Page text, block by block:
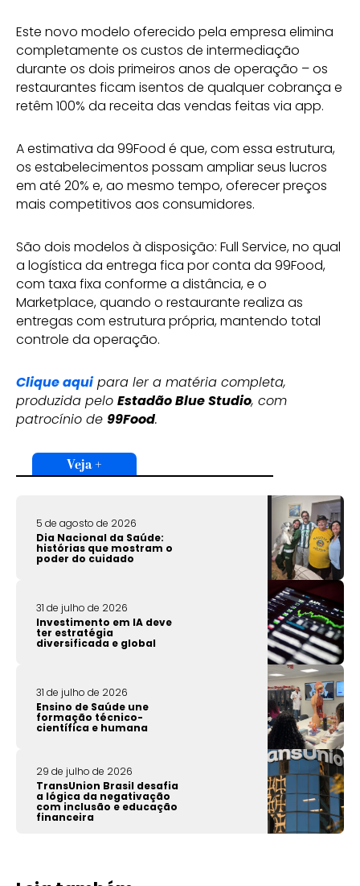
Este novo modelo oferecido pela empresa elimina
completamente os custos de intermediação
durante os dois primeiros anos de operação – os
restaurantes ficam isentos de qualquer cobrança e
retêm 100% da receita das vendas feitas via app.
A estimativa da 99Food é que, com essa estrutura,
os estabelecimentos possam ampliar seus lucros
em até 20% e, ao mesmo tempo, oferecer preços
mais competitivos aos consumidores.
São dois modelos à disposição: Full Service, no qual
a logística da entrega fica por conta da 99Food,
com taxa fixa conforme a distância, e o
Marketplace, quando o restaurante realiza as
entregas com estrutura própria, mantendo total
controle da operação.
Clique aquipara ler a matéria completa,
produzida pelo Estadão Blue Studio, com
patrocínio de 99Food.
Veja +
5 de agosto de 2026
Dia Nacional da Saúde:
histórias que mostram o
poder do cuidado
31 de julho de 2026
Investimento em IA deve
ter estratégia
diversificada e global
31 de julho de 2026
Ensino de Saúde une
formação técnico-
científica e humana
29 de julho de 2026
TransUnion Brasil desafia
a lógica da negativação
com inclusão e educação
financeira